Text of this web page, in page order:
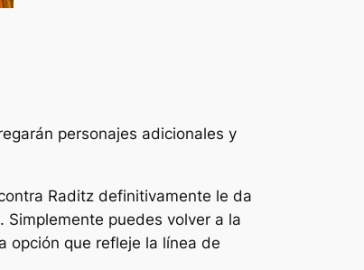
personajes adicionales y
Raditz definitivamente le da
puedes volver a la
opción que refleje la línea de